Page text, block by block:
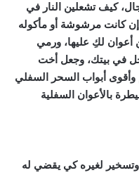
كيف تشعلين النار في
كانت مرشوشة أو مأكوله
أعوان لكِ عليها، ورمي
في بيتك، وجعل أخت
أبواب السحر السفلي
بالأعوان السفلية
لغيره كي يقضي له